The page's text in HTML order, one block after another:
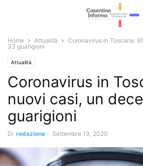
Home Attualità
Coronavirus in Toscana:
33 guarigioni
Attualità
Coronavirus in
nuovi casi, un
guarigioni
Di redazione - Settembre 13, 2020